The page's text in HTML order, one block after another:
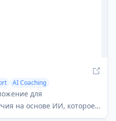
AI Coaching
для
на основе ИИ, которое
практики